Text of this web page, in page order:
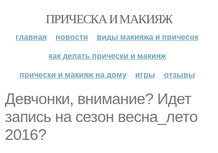
ПРИЧЕСКА И МАКИЯЖ
главная новости
виды макияжа и причесок
как делать прически и макияж
прически и макияж на дому
игры отзывы
Девчонки, внимание? Идет
запись на сезон весна_лето
2016?